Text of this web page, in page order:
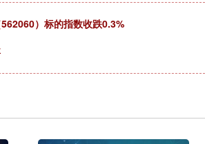
）标的指数收跌0.3%